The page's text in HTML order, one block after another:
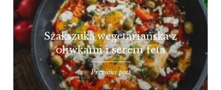
Szakszuka wegetariańska z
oliwkami i serem feta
Previous post